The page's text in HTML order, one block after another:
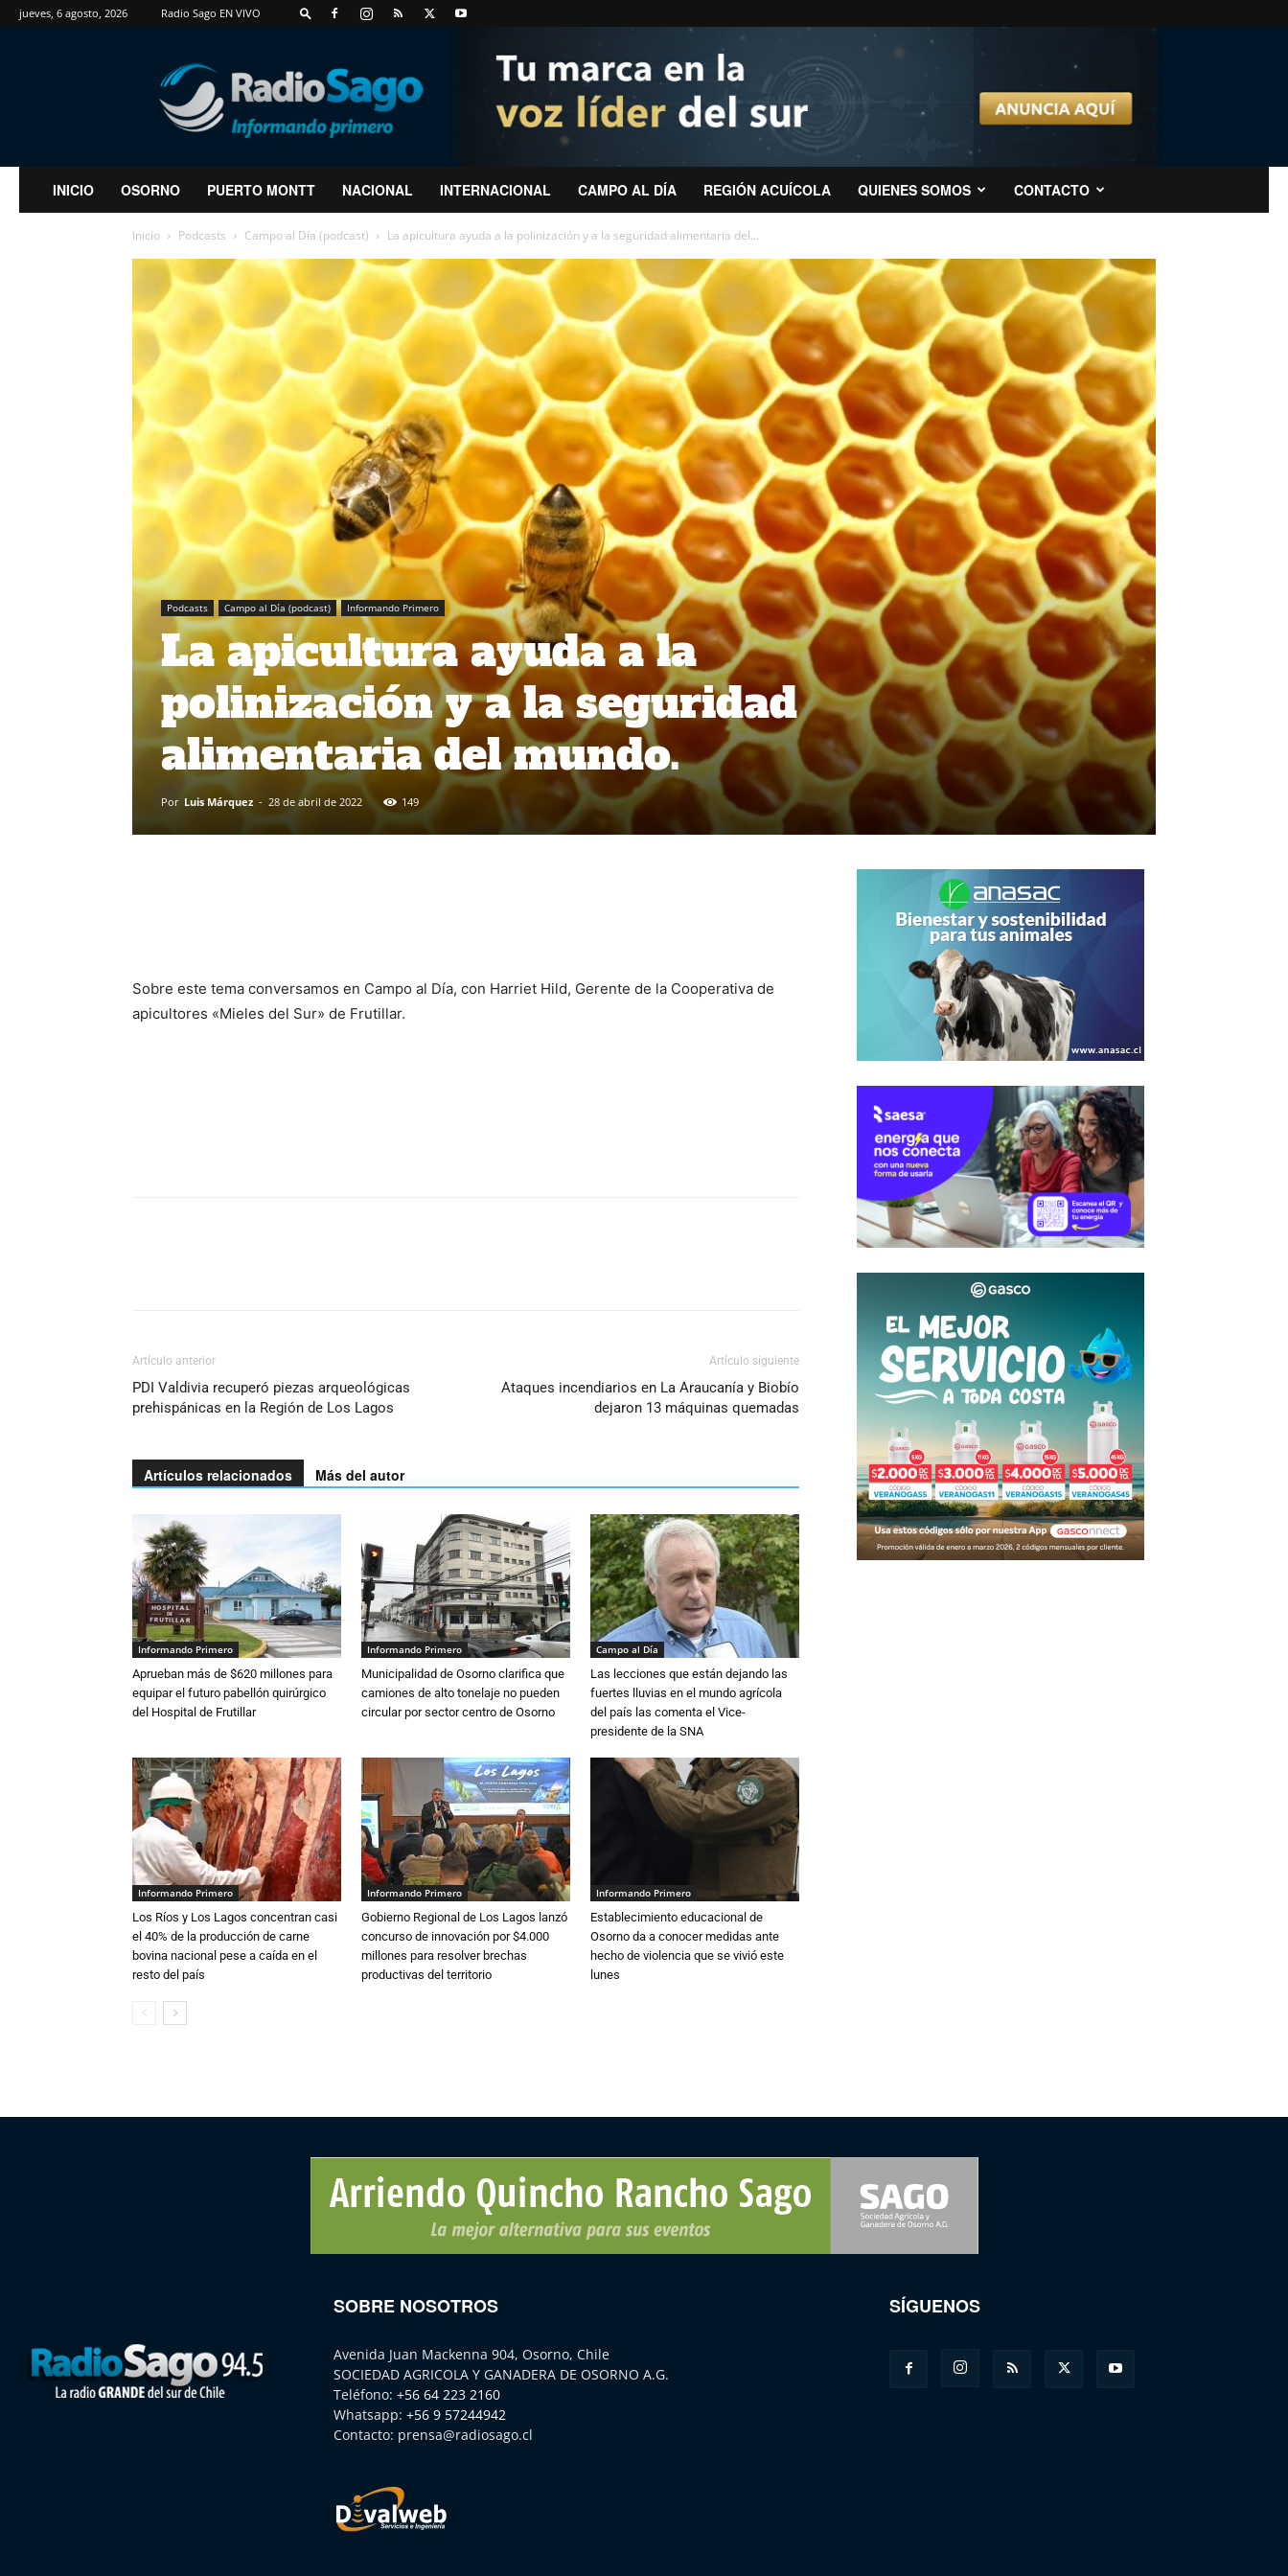
jueves, 6 agosto, 2026 Radio Sago EN VIVO
RadioSago
INICIO OSORNO PUERTO MONTT NACIONAL INTERNACIONAL CAMPO AL DÍA REGIÓN ACUÍCOLA QUIENES SOMOS CONTACTO
Inicio Podcasts Campo al Día (podcast) La apicultura ayuda a la polinización y a la seguridad alimentaria del...
Podcasts Campo al Día (podcast) Informando Primero
La apicultura ayuda a la
polinización y a la seguridad
alimentaria del mundo.
Por Luis Márquez - 28 de abril de 2022 149
Sobre este tema conversamos en Campo al Día, con Harriet Hild, Gerente de la Cooperativa de
apicultores «Mieles del Sur» de Frutillar.
Artículo anterior
PDI Valdivia recuperó piezas arqueológicas
prehispánicas en la Región de Los Lagos
Artículo siguiente
Ataques incendiarios en La Araucanía y Biobío
dejaron 13 máquinas quemadas
Artículos relacionados Más del autor
Informando Primero
Aprueban más de $620 millones para
equipar el futuro pabellón quirúrgico
del Hospital de Frutillar
Informando Primero
Municipalidad de Osorno clarifica que
camiones de alto tonelaje no pueden
circular por sector centro de Osorno
Campo al Día
Las lecciones que están dejando las
fuertes lluvias en el mundo agrícola
del país las comenta el Vice-
presidente de la SNA
Informando Primero
Los Ríos y Los Lagos concentran casi
el 40% de la producción de carne
bovina nacional pese a caída en el
resto del país
Informando Primero
Gobierno Regional de Los Lagos lanzó
concurso de innovación por $4.000
millones para resolver brechas
productivas del territorio
Informando Primero
Establecimiento educacional de
Osorno da a conocer medidas ante
hecho de violencia que se vivió este
lunes
SOBRE NOSOTROS
Avenida Juan Mackenna 904, Osorno, Chile
SOCIEDAD AGRICOLA Y GANADERA DE OSORNO A.G.
Teléfono: +56 64 223 2160
Whatsapp: +56 9 57244942
Contacto: prensa@radiosago.cl
SÍGUENOS